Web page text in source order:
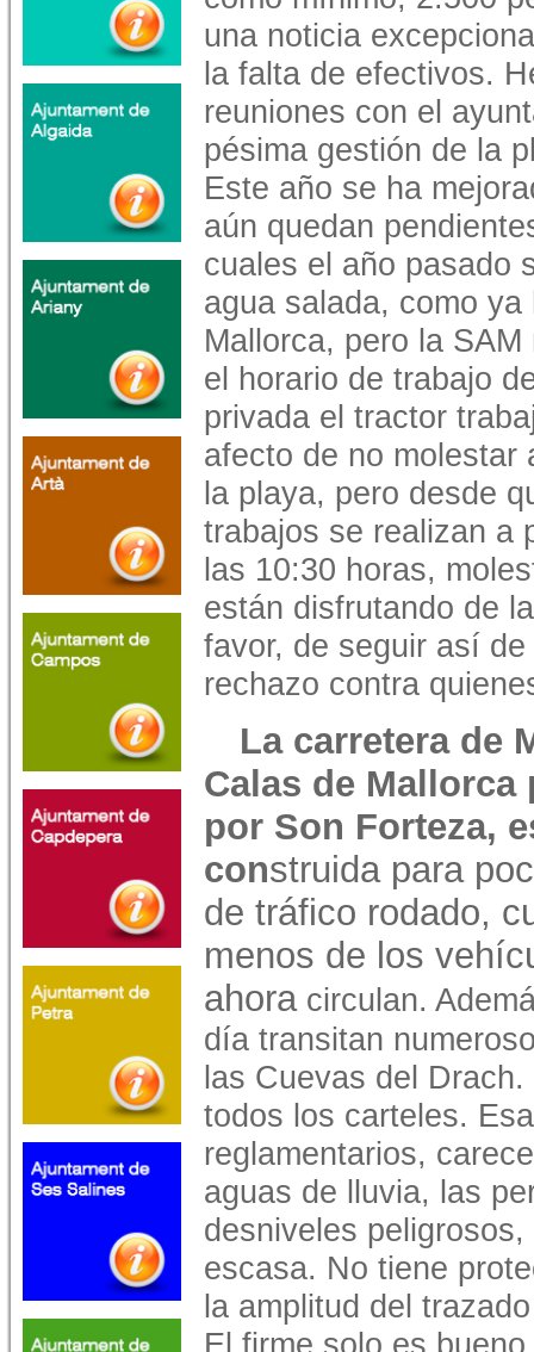
una noticia
la falta de efectivos.
reuniones con el
pésima gestión de la
Este año se ha
aún quedan
cuales el año pasado
agua salada, como
Mallorca, pero la
el horario de trabajo
privada el tractor
afecto de no molestar
la playa, pero desde
trabajos se realizan a
las 10:30 horas,
están disfrutando de
favor, de seguir así
rechazo contra
La carretera de
Calas de Mallorca
por Son Forteza,
construida para
de tráfico rodado,
menos de los
ahoracirculan.
día transitan
las Cuevas del
todos los carteles.
reglamentarios,
aguas de lluvia, las
desniveles
escasa. No tiene
la amplitud del
El firme solo es